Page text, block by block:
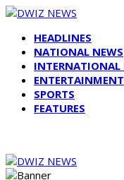
HEADLINES
NATIONAL NEWS
INTERNATIONAL
ENTERTAINMENT
SPORTS
FEATURES